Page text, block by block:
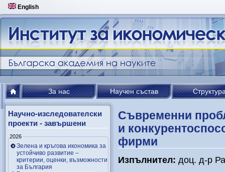
English
За нас Научен състав
Научно-изследователски
проекти - завършени
2026
Зелена и кръгова икономика за
устойчиво развитие –
критерии, оценки, възможности
за България
Съвременни
и
фирми
Изпълнител: доц. д-р